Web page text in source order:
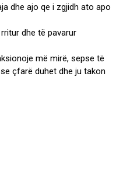
dhe ajo qe i zgjidh ato apo
dhe të pavarur
më mirë, sepse të
çfarë duhet dhe ju takon